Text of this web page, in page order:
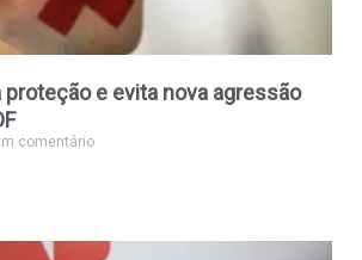
e evita nova agressão
comentário